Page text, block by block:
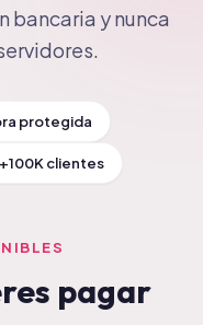
bancaria y nunca
protegida
+100K clientes
pagar